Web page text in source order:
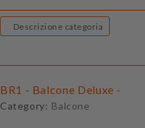
Descrizione categoria
BR1 - Balcone Deluxe -
Category: Balcone